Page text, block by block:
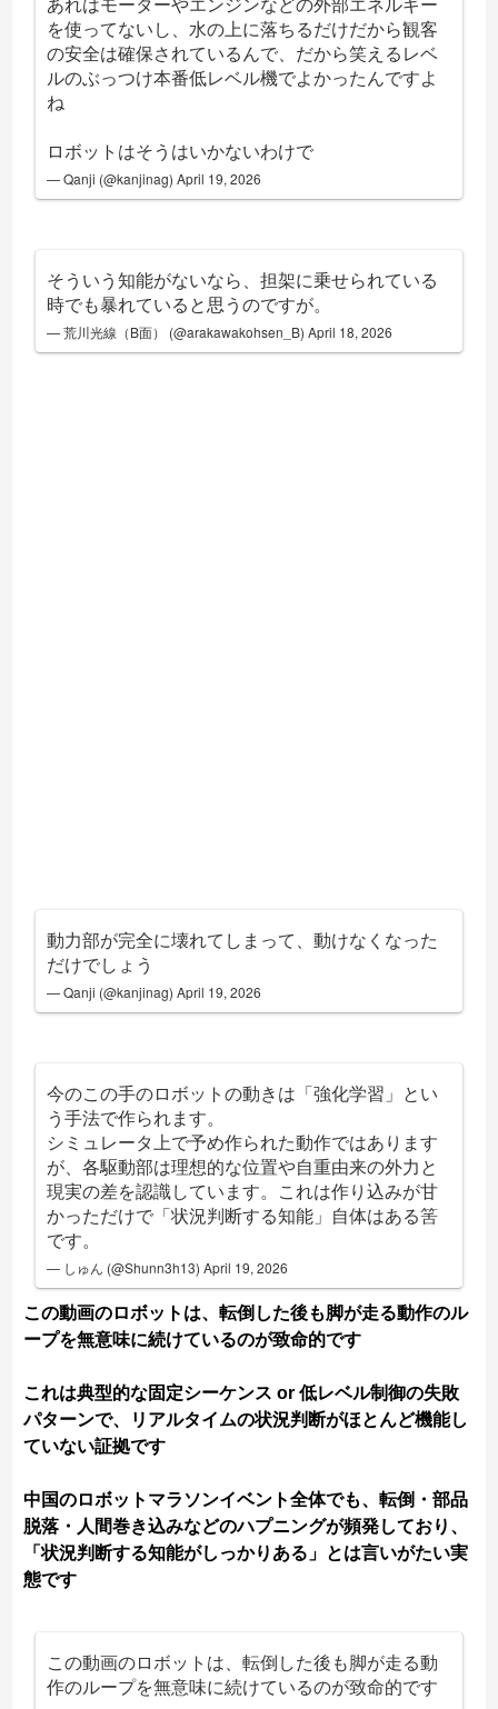
を使ってないし、水の上に落ちるだけだから観客
の安全は確保されているんで、だから笑えるレベ
ルのぶっつけ本番低レベル機でよかったんですよ
ね
ロボットはそうはいかないわけで
— Qanji (@kanjinag)April 19, 2026
そういう知能がないなら、担架に乗せられている
時でも暴れていると思うのですが。
— 荒川光線（B面） (@arakawakohsen_B)April 18, 2026
動力部が完全に壊れてしまって、動けなくなった
だけでしょう
— Qanji (@kanjinag)April 19, 2026
今のこの手のロボットの動きは「強化学習」とい
う手法で作られます。
シミュレータ上で予め作られた動作ではあります
が、各駆動部は理想的な位置や自重由来の外力と
現実の差を認識しています。これは作り込みが甘
かっただけで「状況判断する知能」自体はある筈
です。
— しゅん (@Shunn3h13)April 19, 2026
この動画のロボットは、転倒した後も脚が走る動作のル
ープを無意味に続けているのが致命的です
これは典型的な固定シーケンス or 低レベル制御の失敗
パターンで、リアルタイムの状況判断がほとんど機能し
ていない証拠です
中国のロボットマラソンイベント全体でも、転倒・部品
脱落・人間巻き込みなどのハプニングが頻発しており、
「状況判断する知能がしっかりある」とは言いがたい実
態です
この動画のロボットは、転倒した後も脚が走る動
作のループを無意味に続けているのが致命的です